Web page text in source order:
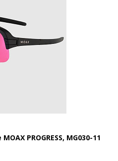
PROGRESS, MG030-11